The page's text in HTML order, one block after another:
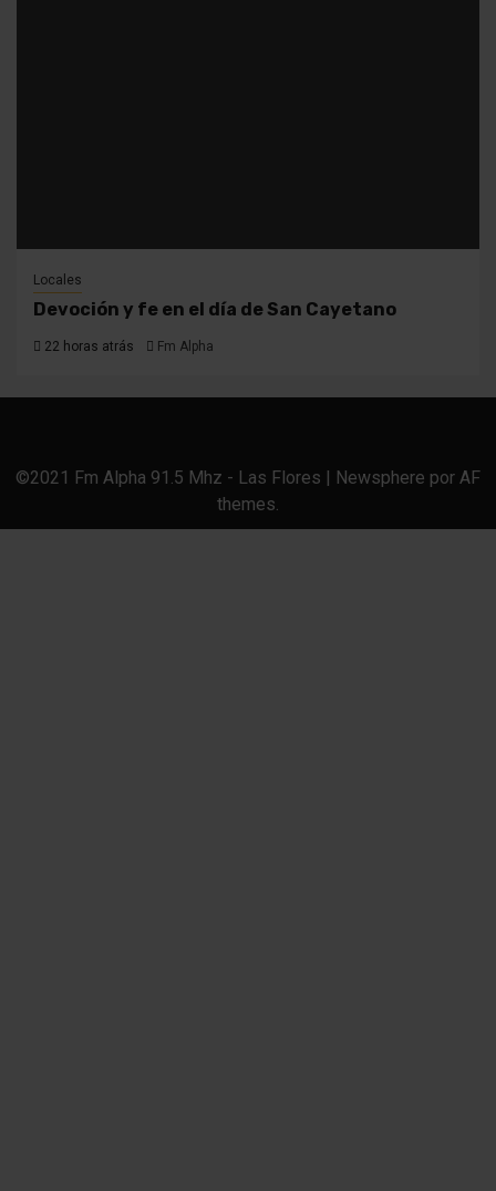
Locales
Devoción y fe en el día de San Cayetano
22 horas atrás Fm Alpha
©2021 Fm Alpha 91.5 Mhz - Las Flores Newsphere por AF
themes.